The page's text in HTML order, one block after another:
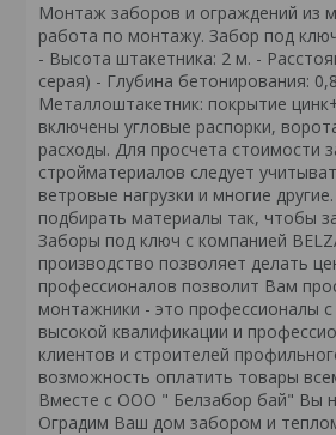
Монтаж заборов и ограждений из
работа по монтажу. Забор под
- Высота штакетника: 2 м. -
серая) - Глубина бетонирования:
Металлоштакетник: покрытие
включены угловые распорки,
расходы. Для просчета стоимости
стройматериалов следует
ветровые нагрузки и многие
подбирать материалы так, чтобы
Заборы под ключ с компанией
производство позволяет делать
профессионалов позволит Вам
монтажники - это профессионалы
высокой квалификации и
клиентов и строителей
возможность оплатить товары
Вместе с ООО " Белзабор бай" Вы
Оградим Ваш дом забором и